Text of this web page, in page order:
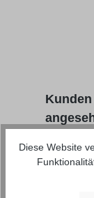
Diese Website